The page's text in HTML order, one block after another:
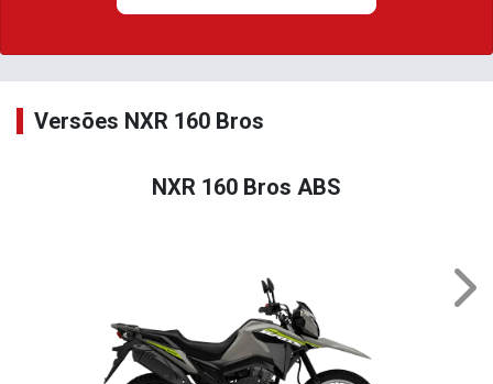
Versões NXR 160 Bros
NXR 160 Bros ABS